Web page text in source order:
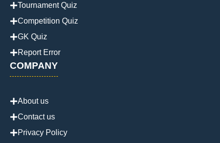
Tournament Quiz
Competition Quiz
GK Quiz
Report Error
COMPANY
About us
Contact us
Privacy Policy